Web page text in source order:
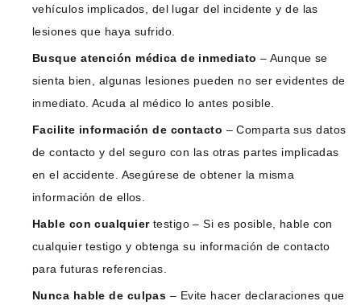
vehículos implicados, del lugar del incidente y de las
lesiones que haya sufrido.
Busque atención médica de inmediato – Aunque se
sienta bien, algunas lesiones pueden no ser evidentes de
inmediato. Acuda al médico lo antes posible.
Facilite información de contacto – Comparta sus datos
de contacto y del seguro con las otras partes implicadas
en el accidente. Asegúrese de obtener la misma
información de ellos.
Hable con cualquiertestigo – Si es posible, hable con
cualquier testigo y obtenga su información de contacto
para futuras referencias.
Nunca hable de culpas – Evite hacer declaraciones que